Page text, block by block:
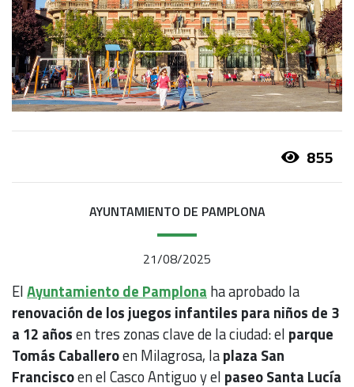
855
AYUNTAMIENTO DE PAMPLONA
21/08/2025
ElAyuntamiento de Pamplona ha aprobado la
renovación de los juegos infantiles para niños de 3
a 12 añosen tres zonas clave de la ciudad: el parque
Tomás Caballeroen Milagrosa, laplaza San
Franciscoen el Casco Antiguo y el paseo Santa Lucía